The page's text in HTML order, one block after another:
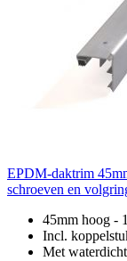
EPDM-daktrim
schroeven en
45mm hoog -
Incl.
Met